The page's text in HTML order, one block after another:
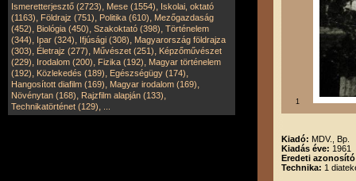
Ismeretterjesztő (2723), Mese (1554), Iskolai, oktató
(1163), Földrajz (751), Politika (610), Mezőgazdaság
(452), Biológia (450), Szakoktató (398), Történelem
(344), Ipar (324), Ifjúsági (308), Magyarország földrajza
(303), Életrajz (277), Művészet (251), Képzőművészet
(229), Irodalom (200), Fizika (192), Magyar történelem
(192), Közlekedés (189), Egészségügy (174),
Hangosított diafilm (169), Magyar irodalom (169),
Növénytan (168), Rajzfilm alapján (133),
Technikatörténet (129), 1
Kiadó: MDV., Bp.
Kiadás éve: 1961
Eredeti
Technika: 1